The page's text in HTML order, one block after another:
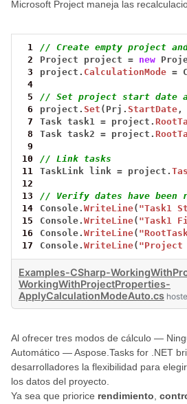
Microsoft Project maneja las
1
// Create empty project
2
Project project = new
3
project. CalculationMode =
4
5
// Set project start date
6
project.Set (Prj.StartDate ,
7
Task task1 = project.
8
Task task2 = project.
9
10
// Link tasks
11
TaskLink link = project.
12
13
// Verify dates have been
14
Console.WriteLine( "Task1
15
Console.WriteLine( "Task1
16
Console.WriteLine(
17
Console.WriteLine( "Project
Examples-CSharp-
WorkingWithProjectProperties-
ApplyCalculationModeAuto.cs
Al ofrecer tres modos de cálculo —
Automático — Aspose.Tasks for .NET
desarrolladores la flexibilidad para
los datos del proyecto.
Ya sea que priorice rendimiento,